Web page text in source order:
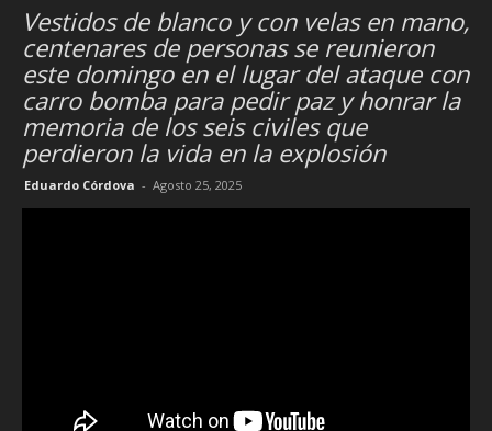
Vestidos de blanco y con velas en mano,
centenares de personas se reunieron
este domingo en el lugar del ataque con
carro bomba para pedir paz y honrar la
memoria de los seis civiles que
perdieron la vida en la explosión
Eduardo Córdova - Agosto 25, 2025